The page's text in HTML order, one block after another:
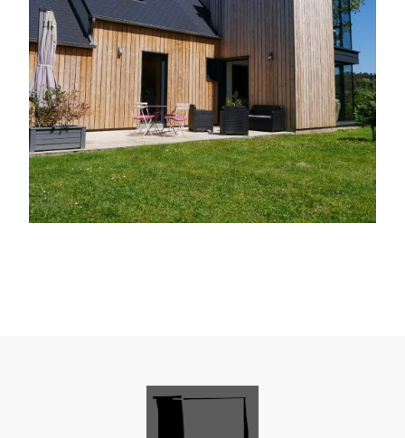
Extension & Transformation d’un pavillon